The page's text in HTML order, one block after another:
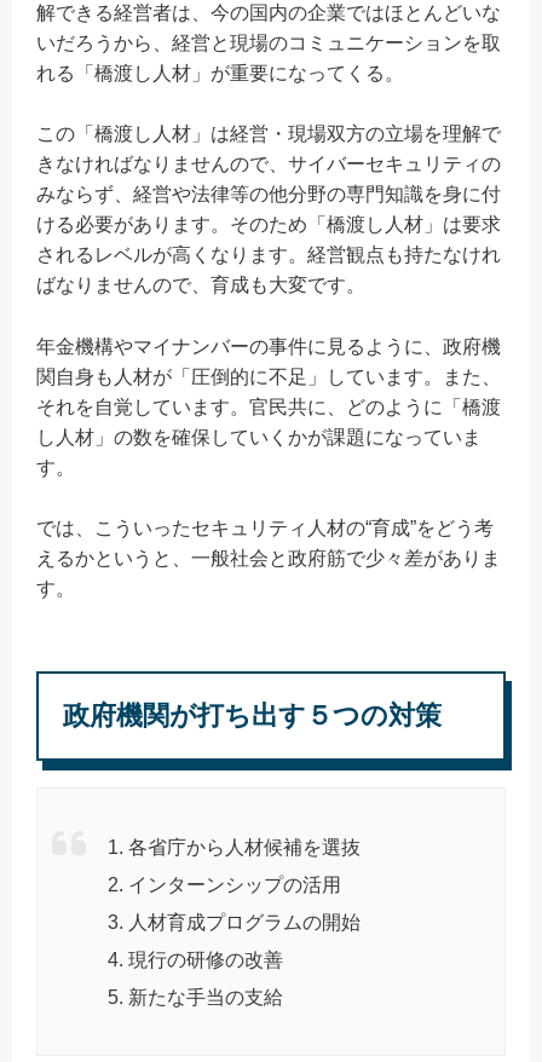
解できる経営者は、今の国内の企業ではほとんどいな
いだろうから、経営と現場のコミュニケーションを取
れる「橋渡し人材」が重要になってくる。
この「橋渡し人材」は経営・現場双方の立場を理解で
きなければなりませんので、サイバーセキュリティの
みならず、経営や法律等の他分野の専門知識を身に付
ける必要があります。そのため「橋渡し人材」は要求
されるレベルが高くなります。経営観点も持たなけれ
ばなりませんので、育成も大変です。
年金機構やマイナンバーの事件に見るように、政府機
関自身も人材が「圧倒的に不足」しています。また、
それを自覚しています。官民共に、どのように「橋渡
し人材」の数を確保していくかが課題になっていま
す。
では、こういったセキュリティ人材の“育成”をどう考
えるかというと、一般社会と政府筋で少々差がありま
す。
政府機関が打ち出す５つの対策
各省庁から人材候補を選抜
インターンシップの活用
人材育成プログラムの開始
現行の研修の改善
新たな手当の支給